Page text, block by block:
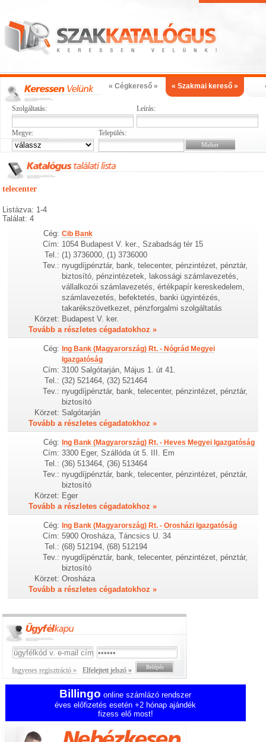
« Cégkereső » « Szakmai kereső »
Szolgáltatás: Leírás:
Megye: Település:
telecenter
Listázva: 1-4
Találat: 4
Cég: Cib Bank
Cím: 1054 Budapest V. ker., Szabadság tér 15
Tel.: (1) 3736000, (1) 3736000
Tev.: nyugdíjpénztár, bank, telecenter, pénzintézet, pénztár,
biztosító, pénzintézetek, lakossági számlavezetés,
vállalkozói számlavezetés, értékpapír kereskedelem,
számlavezetés, befektetés, banki ügyintézés,
takarékszövetkezet, pénzforgalmi szolgáltatás
Körzet: Budapest V. ker.
Tovább a részletes cégadatokhoz »
Cég: Ing Bank (Magyarország) Rt. - Nógrád Megyei
Igazgatóság
Cím: 3100 Salgótarján, Május 1. út 41.
Tel.: (32) 521464, (32) 521464
Tev.: nyugdíjpénztár, bank, telecenter, pénzintézet, pénztár,
biztosító
Körzet: Salgótarján
Tovább a részletes cégadatokhoz »
Cég: Ing Bank (Magyarország) Rt. - Heves Megyei Igazgatóság
Cím: 3300 Eger, Szállóda út 5. III. Em
Tel.: (36) 513464, (36) 513464
Tev.: nyugdíjpénztár, bank, telecenter, pénzintézet, pénztár,
biztosító
Körzet: Eger
Tovább a részletes cégadatokhoz »
Cég: Ing Bank (Magyarország) Rt. - Orosházi Igazgatóság
Cím: 5900 Orosháza, Táncsics U. 34
Tel.: (68) 512194, (68) 512194
Tev.: nyugdíjpénztár, bank, telecenter, pénzintézet, pénztár,
biztosító
Körzet: Orosháza
Tovább a részletes cégadatokhoz »
Ingyenes regisztráció » Elfelejtett jelszó »
Billingo online számlázó rendszer
éves előfizetés esetén +2 hónap ajándék
fizess elő most!